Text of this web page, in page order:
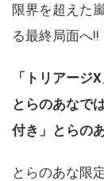
限界を超えた
る最終局面へ!!
「トリアージ
とらのあなで
付き」とらの
とらのあな限